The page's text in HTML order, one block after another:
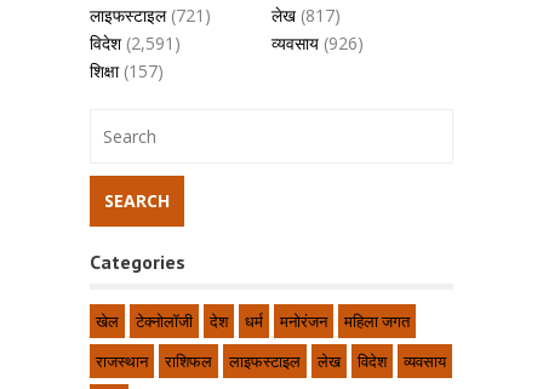
लाइफस्टाइल(721) लेख (817)
विदेश(2,591) व्यवसाय (926)
शिक्षा(157)
Categories
खेल टेक्नोलॉजी देश धर्म मनोरंजन
महिला जगत
राजस्थान
राशिफल लाइफस्टाइल लेख विदेश
व्यवसाय